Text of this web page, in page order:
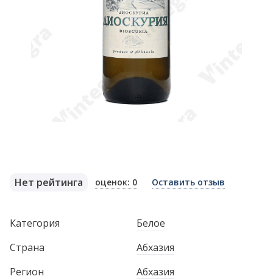
Нет рейтинга оценок: 0 Оставить отзыв
Категория
Белое
Страна
Абхазия
Регион
Абхазия